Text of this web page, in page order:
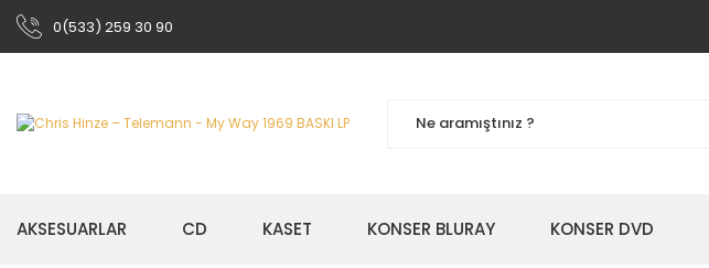
0(533) 259 30 90
AKSESUARLAR CD KASET KONSER BLURAY KONSER DVD